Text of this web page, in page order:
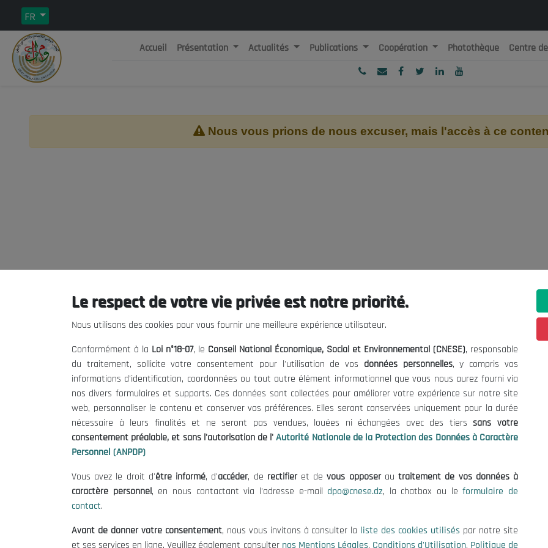
FR
République Algérienne Démocratique et Populaire
Accueil Présentation Actualités Publications Coopération Photothèque Centre
Nous vous prions de nous excuser, mais l'accès à ce
Le CNESE
Le président
Organisation
Publications
Informations utiles
Mentions Légales
Conditions d'Utilisation
Politique de Protection des Données
Politique des Cookies
contact@cnese.dz
Suggestions ou Initiatives ?
Newsletter
Inscrivez-vous, soyez le premier à
nos dernières nouvelles.
Suivez-Nous!
© 2026 Conseil National Économique, Social et Environnemental
Le respect de votre vie privée est notre priorité.
Nous utilisons des cookies pour vous fournir une meilleure expérience utilisateur.
Conformément à la Loi n°18-07, le Conseil National Économique, Social et Environnemental (CNESE), responsable
du traitement, sollicite votre consentement pour l'utilisation de vos données personnelles, y compris vos
informations d'identification, coordonnées ou tout autre élément informationnel que vous nous aurez fourni via
nos divers formulaires et supports. Ces données sont collectées pour améliorer votre expérience sur notre site
web, personnaliser le contenu et conserver vos préférences. Elles seront conservées uniquement pour la durée
nécessaire à leurs finalités et ne seront pas vendues, louées ni échangées avec des tierssans votre
consentement préalable, et sans l'autorisation de l' Autorité Nationale de la Protection des Données à Caractère
Personnel (ANPDP)
Vous avez le droit d'être informé, d'accéder, de rectifieret devous opposerautraitement de vos données à
caractère personnel, en nous contactant via l'adresse e-mail dpo@cnese.dz, la chatbox ou leformulaire de
contact.
Avant de donner votre consentement, nous vous invitons à consulter la liste des cookies utilisés par notre site
et ses services en ligne. Veuillez également consulter nos Mentions Légales, Conditions d'Utilisation, Politique de